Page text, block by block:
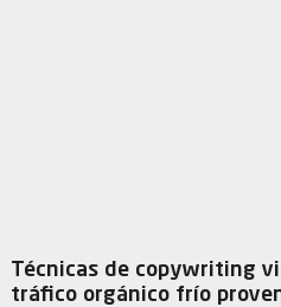
Técnicas de copywriting
tráfico orgánico frío